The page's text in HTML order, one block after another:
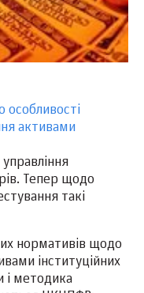
особливості
активами
Тепер щодо
такі
нормативів щодо
інституційних
і методика